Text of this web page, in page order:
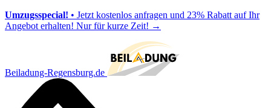
Umzugsspecial! • Jetzt kostenlos anfragen und 23% Rabatt auf Ihr
Angebot erhalten! Nur für kurze Zeit! →
Beiladung-Regensburg.de